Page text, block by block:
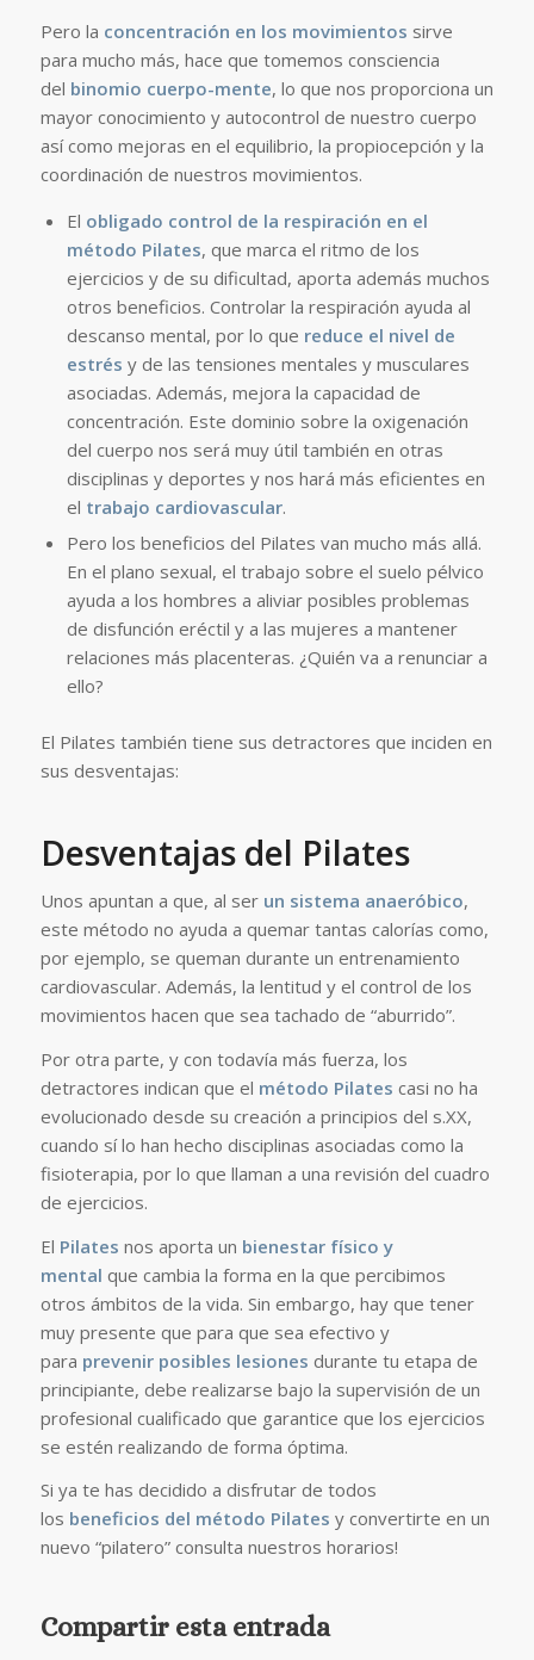
Pero la concentración en los movimientos sirve
para mucho más, hace que tomemos consciencia
del binomio cuerpo-mente, lo que nos proporciona un
mayor conocimiento y autocontrol de nuestro cuerpo
así como mejoras en el equilibrio, la propiocepción y la
coordinación de nuestros movimientos.
El obligado control de la respiración en el
método Pilates, que marca el ritmo de los
ejercicios y de su dificultad, aporta además muchos
otros beneficios. Controlar la respiración ayuda al
descanso mental, por lo que reduce el nivel de
estrés y de las tensiones mentales y musculares
asociadas. Además, mejora la capacidad de
concentración. Este dominio sobre la oxigenación
del cuerpo nos será muy útil también en otras
disciplinas y deportes y nos hará más eficientes en
el trabajo cardiovascular.
Pero los beneficios del Pilates van mucho más allá.
En el plano sexual, el trabajo sobre el suelo pélvico
ayuda a los hombres a aliviar posibles problemas
de disfunción eréctil y a las mujeres a mantener
relaciones más placenteras. ¿Quién va a renunciar a
ello?
El Pilates también tiene sus detractores que inciden en
sus desventajas:
Desventajas del Pilates
Unos apuntan a que, al ser un sistema anaeróbico,
este método no ayuda a quemar tantas calorías como,
por ejemplo, se queman durante un entrenamiento
cardiovascular. Además, la lentitud y el control de los
movimientos hacen que sea tachado de “aburrido”.
Por otra parte, y con todavía más fuerza, los
detractores indican que el método Pilates casi no ha
evolucionado desde su creación a principios del s.XX,
cuando sí lo han hecho disciplinas asociadas como la
fisioterapia, por lo que llaman a una revisión del cuadro
de ejercicios.
El Pilates nos aporta un bienestar físico y
mental que cambia la forma en la que percibimos
otros ámbitos de la vida. Sin embargo, hay que tener
muy presente que para que sea efectivo y
para prevenir posibles lesiones durante tu etapa de
principiante, debe realizarse bajo la supervisión de un
profesional cualificado que garantice que los ejercicios
se estén realizando de forma óptima.
Si ya te has decidido a disfrutar de todos
los beneficios del método Pilates y convertirte en un
nuevo “pilatero” consulta nuestros horarios!
Compartir esta entrada